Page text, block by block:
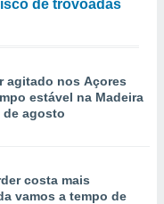
de trovoadas
agitado nos Açores
estável na Madeira
de agosto
costa mais
vamos a tempo de